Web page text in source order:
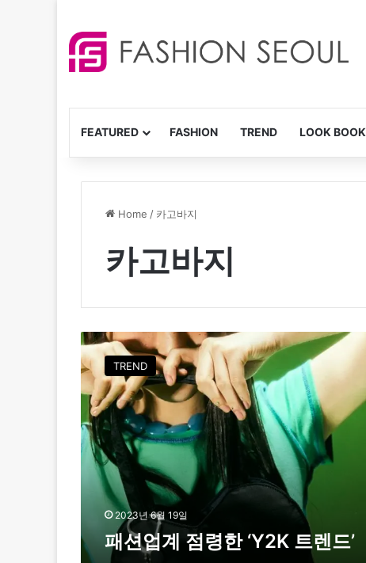
FEATURED FASHION TREND LOOK BOOK
Home / 카고바지
카고바지
패
션
업
계
점
령
한
‘
트
렌
TREND
2023년 6월 19일
패션업계 점령한 ‘Y2K 트렌드’